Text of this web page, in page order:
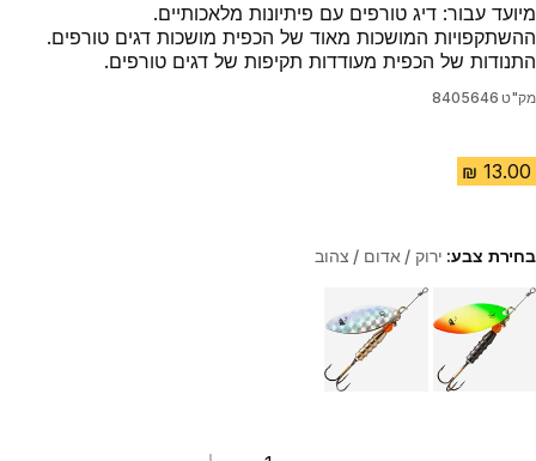
מיועד עבור: דיג טורפים עם פיתיונות מלאכותיים.
ההשתקפויות המושכות מאוד של הכפית מושכות דגים טורפים.
התנודות של הכפית מעודדות תקיפות של דגים טורפים.
מק"ט 8405646
בחירת צבע: ירוק / אדום / צהוב
Choose a variant